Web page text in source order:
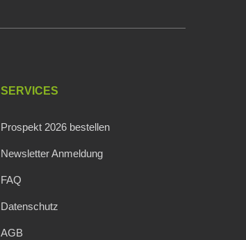
SERVICES
Prospekt 2026 bestellen
Newsletter Anmeldung
FAQ
Datenschutz
AGB